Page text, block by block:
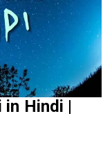
in Hindi |